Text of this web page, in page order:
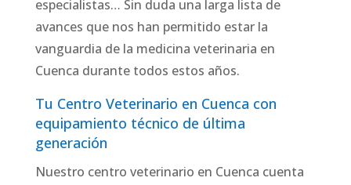
especialistas… Sin duda una larga lista de
avances que nos han permitido estar la
vanguardia de la medicina veterinaria en
Cuenca durante todos estos años.
Tu Centro Veterinario en Cuenca con
equipamiento técnico de última
generación
Nuestro centro veterinario en Cuenca cuenta